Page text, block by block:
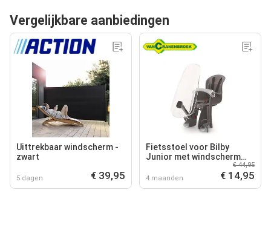
Vergelijkbare aanbiedingen
Uittrekbaar windscherm -
zwart
5 dagen € 39,95
Fietsstoel voor Bilby
Junior met windscherm
4 maanden
€ 44,95
€ 14,95